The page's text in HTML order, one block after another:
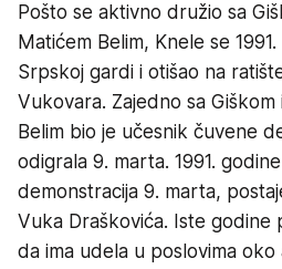
Pošto se aktivno družio sa
Matićem Belim, Knele se
Srpskoj gardi i otišao na
Vukovara. Zajedno sa
Belim bio je učesnik čuvene
odigrala 9. marta. 1991.
demonstracija 9. marta,
Vuka Draškovića. Iste godine
da ima udela u poslovima